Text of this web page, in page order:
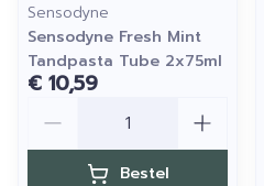
Sensodyne
Sensodyne Fresh Mint
Tandpasta Tube 2x75ml
€ 10,59
Bestel